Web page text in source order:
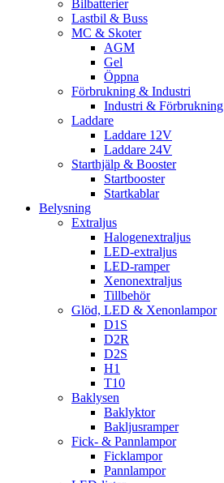
Bilbatterier
Lastbil & Buss
MC & Skoter
AGM
Gel
Öppna
Förbrukning & Industri
Industri & Förbrukning
Laddare
Laddare 12V
Laddare 24V
Starthjälp & Booster
Startbooster
Startkablar
Belysning
Extraljus
Halogenextraljus
LED-extraljus
LED-ramper
Xenonextraljus
Tillbehör
Glöd, LED & Xenonlampor
D1S
D2R
D2S
H1
T10
Baklysen
Baklyktor
Bakljusramper
Fick- & Pannlampor
Ficklampor
Pannlampor